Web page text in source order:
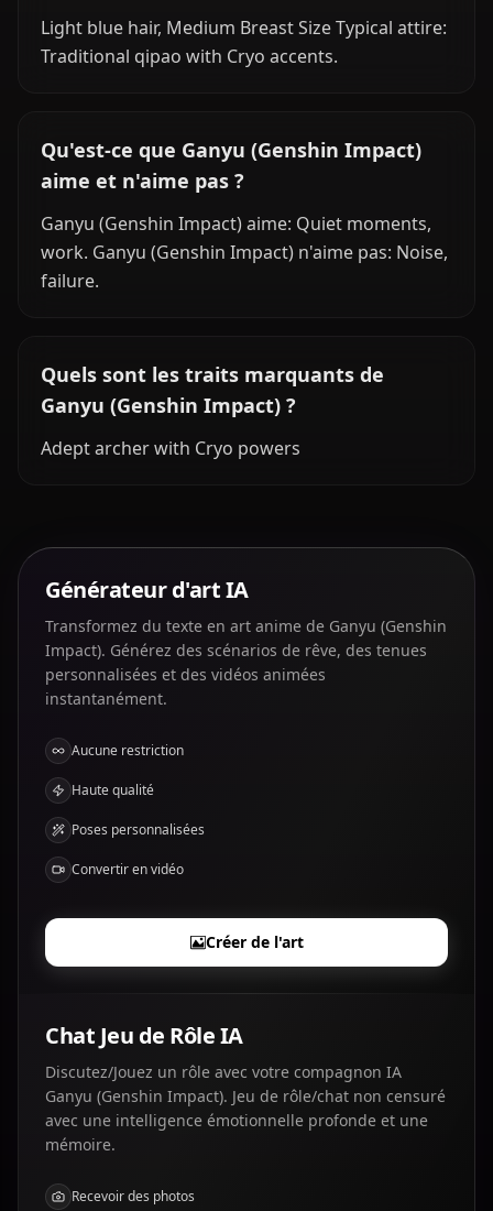
Light blue hair, Medium Breast Size Typical attire:
Traditional qipao with Cryo accents.
Qu'est-ce que Ganyu (Genshin Impact)
aime et n'aime pas ?
Ganyu (Genshin Impact) aime: Quiet moments,
work. Ganyu (Genshin Impact) n'aime pas: Noise,
failure.
Quels sont les traits marquants de
Ganyu (Genshin Impact) ?
Adept archer with Cryo powers
Générateur d'art IA
Transformez du texte en art anime de Ganyu (Genshin
Impact). Générez des scénarios de rêve, des tenues
personnalisées et des vidéos animées
instantanément.
Aucune restriction
Haute qualité
Poses personnalisées
Convertir en vidéo
Créer de l'art
Chat Jeu de Rôle IA
Discutez/Jouez un rôle avec votre compagnon IA
Ganyu (Genshin Impact). Jeu de rôle/chat non censuré
avec une intelligence émotionnelle profonde et une
mémoire.
Recevoir des photos